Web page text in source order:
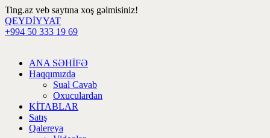
Ting.az veb saytına xoş gəlmisiniz!
QEYDİYYAT
+994 50 333 19 69
ANA SƏHİFƏ
Haqqımızda
Sual Cavab
Oxuculardan
KİTABLAR
Satış
Qalereya